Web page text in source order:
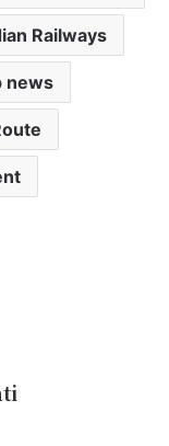
Railways
news